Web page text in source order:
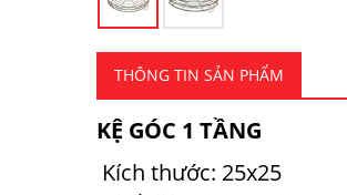
THÔNG TIN SẢN PHẨM
KỆ GÓC 1 TẦNG
Kích thước: 25x25